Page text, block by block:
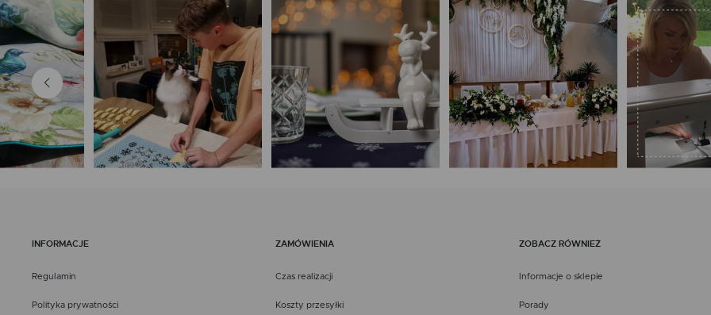
INFORMACJE
Regulamin
Polityka prywatności
ZAMÓWIENIA
Czas realizacji
Koszty przesyłki
ZOBACZ RÓWNIEŻ
Informacje o sklepie
Porady